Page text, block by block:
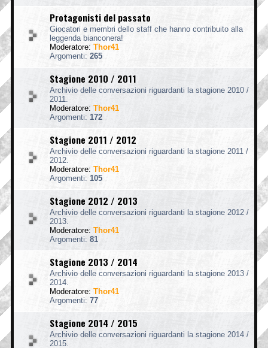
Protagonisti del passato
Giocatori e membri dello staff che hanno contribuito alla
leggenda bianconera!
Moderatore: Thor41
Argomenti: 265
Stagione 2010 / 2011
Archivio delle conversazioni riguardanti la stagione 2010 /
2011.
Moderatore: Thor41
Argomenti: 172
Stagione 2011 / 2012
Archivio delle conversazioni riguardanti la stagione 2011 /
2012.
Moderatore: Thor41
Argomenti: 105
Stagione 2012 / 2013
Archivio delle conversazioni riguardanti la stagione 2012 /
2013.
Moderatore: Thor41
Argomenti: 81
Stagione 2013 / 2014
Archivio delle conversazioni riguardanti la stagione 2013 /
2014.
Moderatore: Thor41
Argomenti: 77
Stagione 2014 / 2015
Archivio delle conversazioni riguardanti la stagione 2014 /
2015.